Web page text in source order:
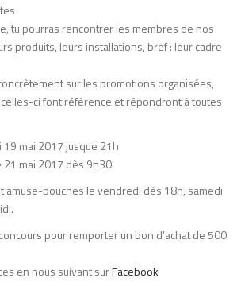
tu pourras rencontrer les membres de nos
produits, leurs installations, bref : leur cadre
sur les promotions organisées,
ci font référence et répondront à toutes
mai 2017 jusque 21h
21 mai 2017 dès 9h30
amuse-bouches le vendredi dès 18h, samedi
pour remporter un bon d’achat de 500
en nous suivant surFacebook